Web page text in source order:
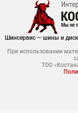
Шинсервис — шины и
При использовании
ТОО